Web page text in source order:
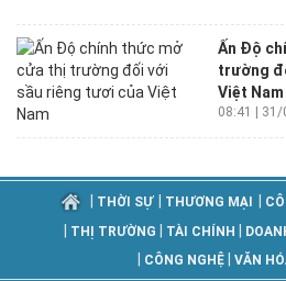
Ấn Độ
trường
Việt Nam
08:41 |
THỜI SỰ THƯƠNG MẠI
THỊ TRƯỜNG TÀI CHÍNH
CÔNG NGHỆ VĂN